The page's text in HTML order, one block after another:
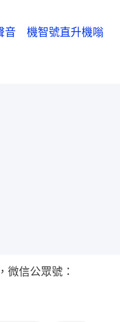
音 機智號直升機嗡
微信公眾號：